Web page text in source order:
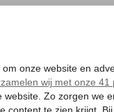
ZONVAKANTIE